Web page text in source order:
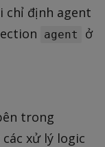
chỉ định agent
agent
ở
trong
xử lý logic